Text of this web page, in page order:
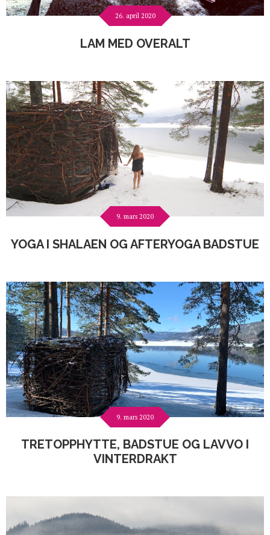
26. april 2020
LAM MED OVERALT
9. mars 2020
YOGA I SHALAEN OG AFTERYOGA BADSTUE
9. mars 2020
TRETOPPHYTTE, BADSTUE OG LAVVO I
VINTERDRAKT